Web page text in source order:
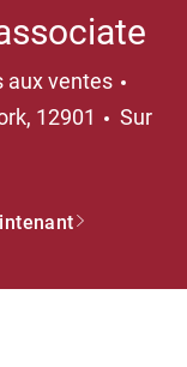
aux ventes
12901
Sur